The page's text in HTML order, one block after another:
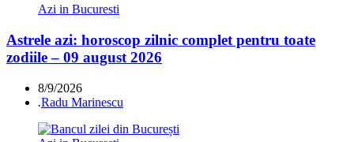
Azi in Bucuresti
Astrele azi: horoscop zilnic complet pentru toate
zodiile – 09 august 2026
8/9/2026
.Radu Marinescu